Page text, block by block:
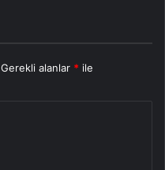
Gerekli alanlar * ile